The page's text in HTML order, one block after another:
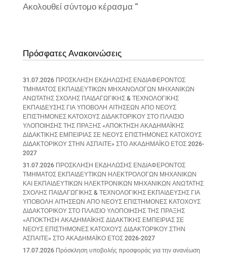
Ακολουθεί σύντομο κέρασμα “
Πρόσφατες Ανακοινώσεις
31.07.2026 ΠΡΟΣΚΛΗΣΗ ΕΚΔΗΛΩΣΗΣ ΕΝΔΙΑΦΕΡΟΝΤΟΣ
ΤΜΗΜΑΤΟΣ ΕΚΠΑΙΔΕΥΤΙΚΩΝ ΜΗΧΑΝΟΛΟΓΩΝ ΜΗΧΑΝΙΚΩΝ
ΑΝΩΤΑΤΗΣ ΣΧΟΛΗΣ ΠΑΙΔΑΓΩΓΙΚΗΣ & ΤΕΧΝΟΛΟΓΙΚΗΣ
ΕΚΠΑΙΔΕΥΣΗΣ ΓΙΑ ΥΠΟΒΟΛΗ ΑΙΤΗΣΕΩΝ ΑΠΟ ΝΕΟΥΣ
ΕΠΙΣΤΗΜΟΝΕΣ ΚΑΤΟΧΟΥΣ ΔΙΔΑΚΤΟΡΙΚΟΥ ΣΤΟ ΠΛΑΙΣΙΟ
ΥΛΟΠΟΙΗΣΗΣ ΤΗΣ ΠΡΑΞΗΣ «ΑΠΟΚΤΗΣΗ ΑΚΑΔΗΜΑΪΚΗΣ
ΔΙΔΑΚΤΙΚΗΣ ΕΜΠΕΙΡΙΑΣ ΣΕ ΝΕΟΥΣ ΕΠΙΣΤΗΜΟΝΕΣ ΚΑΤΟΧΟΥΣ
ΔΙΔΑΚΤΟΡΙΚΟΥ ΣΤΗΝ ΑΣΠΑΙΤΕ» ΣΤΟ ΑΚΑΔΗΜΑΪΚΟ ΕΤΟΣ 2026-
2027
31.07.2026 ΠΡΟΣΚΛΗΣΗ ΕΚΔΗΛΩΣΗΣ ΕΝΔΙΑΦΕΡΟΝΤΟΣ
ΤΜΗΜΑΤΟΣ ΕΚΠΑΙΔΕΥΤΙΚΩΝ ΗΛΕΚΤΡΟΛΟΓΩΝ ΜΗΧΑΝΙΚΩΝ
ΚΑΙ ΕΚΠΑΙΔΕΥΤΙΚΩΝ ΗΛΕΚΤΡΟΝΙΚΩΝ ΜΗΧΑΝΙΚΩΝ ΑΝΩΤΑΤΗΣ
ΣΧΟΛΗΣ ΠΑΙΔΑΓΩΓΙΚΗΣ & ΤΕΧΝΟΛΟΓΙΚΗΣ ΕΚΠΑΙΔΕΥΣΗΣ ΓΙΑ
ΥΠΟΒΟΛΗ ΑΙΤΗΣΕΩΝ ΑΠΟ ΝΕΟΥΣ ΕΠΙΣΤΗΜΟΝΕΣ ΚΑΤΟΧΟΥΣ
ΔΙΔΑΚΤΟΡΙΚΟΥ ΣΤΟ ΠΛΑΙΣΙΟ ΥΛΟΠΟΙΗΣΗΣ ΤΗΣ ΠΡΑΞΗΣ
«ΑΠΟΚΤΗΣΗ ΑΚΑΔΗΜΑΪΚΗΣ ΔΙΔΑΚΤΙΚΗΣ ΕΜΠΕΙΡΙΑΣ ΣΕ
ΝΕΟΥΣ ΕΠΙΣΤΗΜΟΝΕΣ ΚΑΤΟΧΟΥΣ ΔΙΔΑΚΤΟΡΙΚΟΥ ΣΤΗΝ
ΑΣΠΑΙΤΕ» ΣΤΟ ΑΚΑΔΗΜΑΪΚΟ ΕΤΟΣ 2026-2027
17.07.2026 Πρόσκληση υποβολής προσφοράς για την ανανέωση